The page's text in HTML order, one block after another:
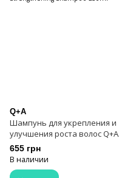
Q+A
Шампунь для укрепления и
улучшения роста волос Q+A
Strengthening Shampoo 250ml
655 грн
В наличии